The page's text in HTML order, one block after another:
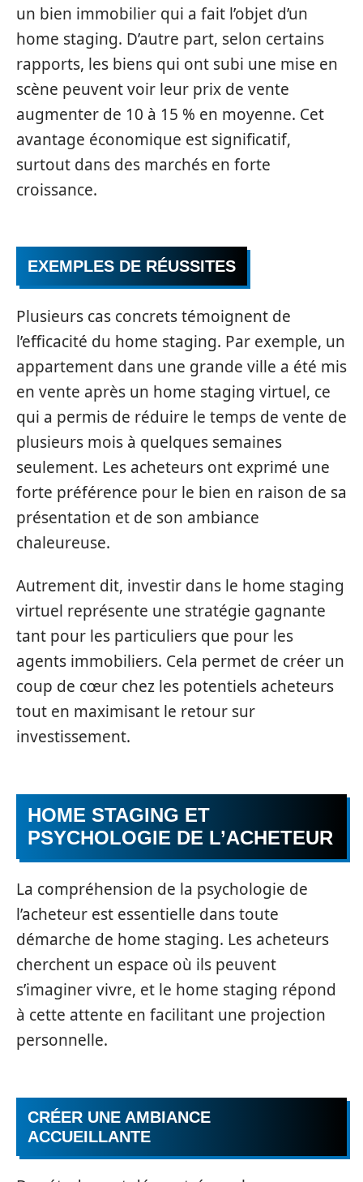
un bien immobilier qui a fait l’objet d’un
home staging. D’autre part, selon certains
rapports, les biens qui ont subi une mise en
scène peuvent voir leur prix de vente
augmenter de 10 à 15 % en moyenne. Cet
avantage économique est significatif,
surtout dans des marchés en forte
croissance.
EXEMPLES DE RÉUSSITES
Plusieurs cas concrets témoignent de
l’efficacité du home staging. Par exemple, un
appartement dans une grande ville a été mis
en vente après un home staging virtuel, ce
qui a permis de réduire le temps de vente de
plusieurs mois à quelques semaines
seulement. Les acheteurs ont exprimé une
forte préférence pour le bien en raison de sa
présentation et de son ambiance
chaleureuse.
Autrement dit, investir dans le home staging
virtuel représente une stratégie gagnante
tant pour les particuliers que pour les
agents immobiliers. Cela permet de créer un
coup de cœur chez les potentiels acheteurs
tout en maximisant le retour sur
investissement.
HOME STAGING ET
PSYCHOLOGIE DE L’ACHETEUR
La compréhension de la psychologie de
l’acheteur est essentielle dans toute
démarche de home staging. Les acheteurs
cherchent un espace où ils peuvent
s’imaginer vivre, et le home staging répond
à cette attente en facilitant une projection
personnelle.
CRÉER UNE AMBIANCE
ACCUEILLANTE